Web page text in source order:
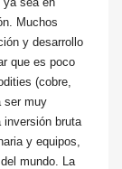
Muchos
y desarrollo
que es poco
(cobre,
ser muy
inversión bruta
y equipos,
mundo. La